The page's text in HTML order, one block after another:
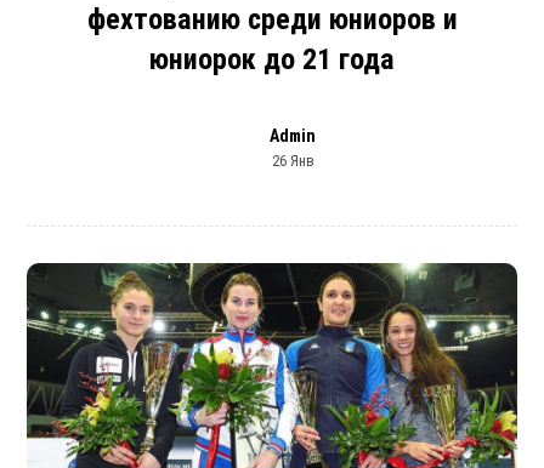
фехтованию среди юниоров и
юниорок до 21 года
Admin
26 Янв